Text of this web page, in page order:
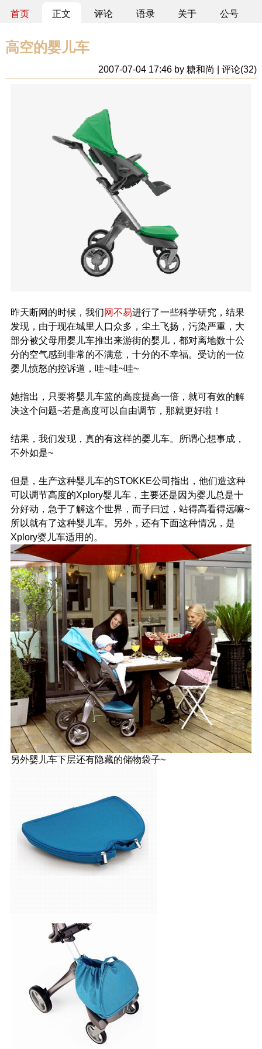
首页 正文 评论 语录 关于 公号
高空的婴儿车
2007-07-04 17:46 by 糖和尚 | 评论(32)
昨天断网的时候，我们 网不易进行了一些科学研究，结果
发现，由于现在城里人口众多，尘土飞扬，污染严重，大
部分被父母用婴儿车推出来游街的婴儿，都对离地数十公
分的空气感到非常的不满意，十分的不幸福。受访的一位
婴儿愤怒的控诉道，哇~哇~哇~
她指出，只要将婴儿车篮的高度提高一倍，就可有效的解
决这个问题~若是高度可以自由调节，那就更好啦！
结果，我们发现，真的有这样的婴儿车。所谓心想事成，
不外如是~
但是，生产这种婴儿车的STOKKE公司指出，他们造这种
可以调节高度的Xplory婴儿车，主要还是因为婴儿总是十
分好动，急于了解这个世界，而子曰过，站得高看得远嘛~
所以就有了这种婴儿车。另外，还有下面这种情况，是
Xplory婴儿车适用的。
另外婴儿车下层还有隐藏的储物袋子~